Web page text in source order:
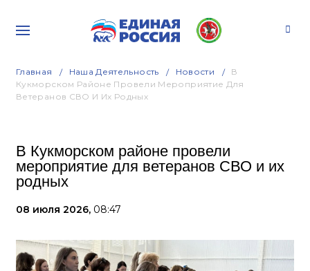
Главная Наша Деятельность Новости
В
Кукморском Районе Провели Мероприятие Для
Ветеранов СВО И Их Родных
В Кукморском районе провели
мероприятие для ветеранов СВО и их
родных
08 июля 2026, 08:47